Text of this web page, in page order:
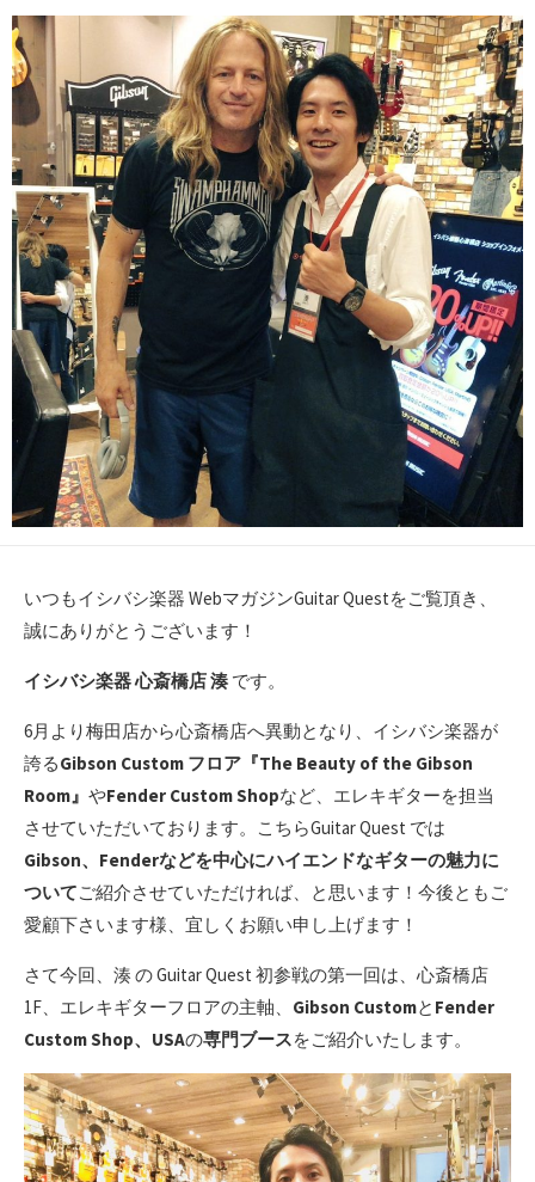
日
いつもイシバシ楽器 WebマガジンGuitar Questをご覧頂き、
誠にありがとうございます！
イシバシ楽器 心斎橋店 湊 です。
6月より梅田店から心斎橋店へ異動となり、イシバシ楽器が
誇るGibson Custom フロア『The Beauty of the Gibson
Room』 やFender Custom Shopなど、エレキギターを担当
させていただいております。こちらGuitar Quest では
Gibson、Fenderなどを中心にハイエンドなギターの魅力に
ついてご紹介させていただければ、と思います！今後ともご
愛顧下さいます様、宜しくお願い申し上げます！
さて今回、湊 の Guitar Quest 初参戦の第一回は、心斎橋店
1F、エレキギターフロアの主軸、 Gibson Customと Fender
Custom Shop、USAの専門ブースをご紹介いたします。